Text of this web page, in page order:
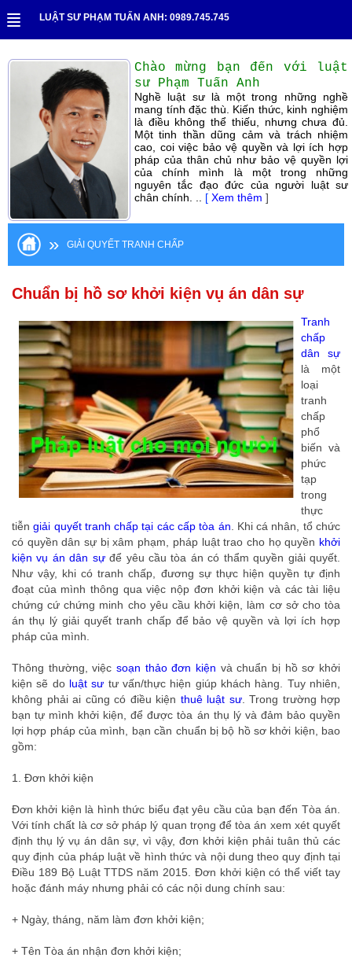
LUẬT SƯ PHẠM TUẤN ANH: 0989.745.745
Chào mừng bạn đến với luật
sư Phạm Tuấn Anh
Nghề luật sư là một trong những nghề
mang tính đặc thù. Kiến thức, kinh nghiệm
là điều không thể thiếu, nhưng chưa đủ.
Một tinh thần dũng cảm và trách nhiệm
cao, coi việc bảo vệ quyền và lợi ích hợp
pháp của thân chủ như bảo vệ quyền lợi
của chính mình là một trong những
nguyên tắc đạo đức của người luật sư
chân chính. .. [ Xem thêm ]
» GIẢI QUYẾT TRANH CHẤP
Chuẩn bị hồ sơ khởi kiện vụ án dân sự
Tranh
chấp
dân sự
là một
loại
tranh
chấp
phổ
biến và
phức
tạp
trong
thực
tiễngiải quyết tranh chấp tại các cấp tòa án . Khi cá nhân, tổ chức
có quyền dân sự bị xâm phạm, pháp luật trao cho họ quyền khởi
kiện vụ án dân sựđể yêu cầu tòa án có thẩm quyền giải quyết.
Như vậy, khi có tranh chấp, đương sự thực hiện quyền tự định
đoạt của mình thông qua việc nộp đơn khởi kiện và các tài liệu
chứng cứ chứng minh cho yêu cầu khởi kiện, làm cơ sở cho tòa
án thụ lý giải quyết tranh chấp để bảo vệ quyền và lợi ích hợp
pháp của mình.
Thông thường, việc soạn thảo đơn kiện và chuẩn bị hồ sơ khởi
kiện sẽ do luật sư tư vấn/thực hiện giúp khách hàng. Tuy nhiên,
không phải ai cũng có điều kiện thuê luật sư. Trong trường hợp
bạn tự mình khởi kiện, để được tòa án thụ lý và đảm bảo quyền
lợi hợp pháp của mình, bạn cần chuẩn bị bộ hồ sơ khởi kiện, bao
gồm:
1. Đơn khởi kiện
Đơn khởi kiện là hình thức biểu đạt yêu cầu của bạn đến Tòa án.
Với tính chất là cơ sở pháp lý quan trọng để tòa án xem xét quyết
định thụ lý vụ án dân sự, vì vậy, đơn khởi kiện phải tuân thủ các
quy định của pháp luật về hình thức và nội dung theo quy định tại
Điều 189 Bộ Luật TTDS năm 2015. Đơn khởi kiện có thể viết tay
hoặc đánh máy nhưng phải có các nội dung chính sau:
+ Ngày, tháng, năm làm đơn khởi kiện;
+ Tên Tòa án nhận đơn khởi kiện;